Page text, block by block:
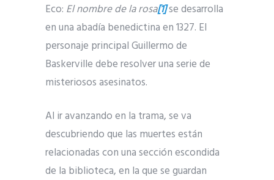
Eco: El nombre de la rosa[1]se desarrolla
en una abadía benedictina en 1327. El
personaje principal Guillermo de
Baskerville debe resolver una serie de
misteriosos asesinatos.
Al ir avanzando en la trama, se va
descubriendo que las muertes están
relacionadas con una sección escondida
de la biblioteca, en la que se guardan